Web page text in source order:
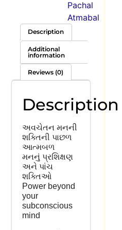
Pachal
Atmabal
Description
Additional
information
Reviews (0)
Description
અવચેતન મનની
શક્તિની પાછળ
આત્મબળ
મનનું પ્રશિક્ષણ
અને પાંચ
શક્તિઓ
Power beyond
your
subconscious
mind